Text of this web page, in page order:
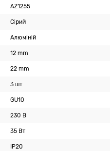
AZ1255
Сірий
Алюміній
12 mm
22 mm
3 шт
GU10
230 В
35 Вт
IP20